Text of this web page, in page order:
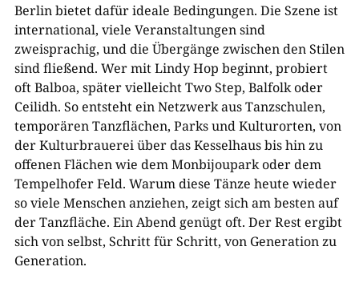
Berlin bietet dafür ideale Bedingungen. Die Szene ist
international, viele Veranstaltungen sind
zweisprachig, und die Übergänge zwischen den Stilen
sind fließend. Wer mit Lindy Hop beginnt, probiert
oft Balboa, später vielleicht Two Step, Balfolk oder
Ceilidh. So entsteht ein Netzwerk aus Tanzschulen,
temporären Tanzflächen, Parks und Kulturorten, von
der Kulturbrauerei über das Kesselhaus bis hin zu
offenen Flächen wie dem Monbijoupark oder dem
Tempelhofer Feld. Warum diese Tänze heute wieder
so viele Menschen anziehen, zeigt sich am besten auf
der Tanzfläche. Ein Abend genügt oft. Der Rest ergibt
sich von selbst, Schritt für Schritt, von Generation zu
Generation.